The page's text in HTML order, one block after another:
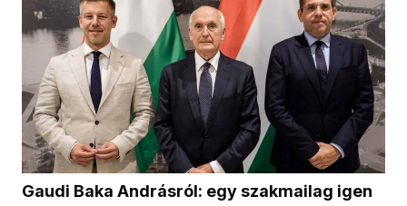
Gaudi Baka Andrásról: egy szakmailag igen